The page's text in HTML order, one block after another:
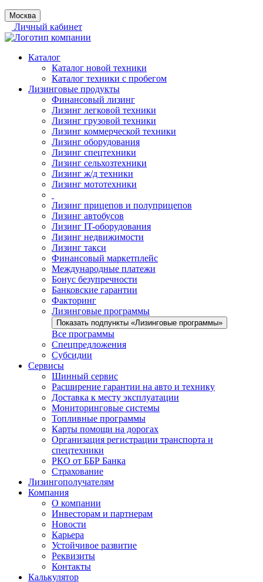
Москва
Личный кабинет
Каталог
Каталог новой техники
Каталог техники с пробегом
Лизинговые продукты
Финансовый лизинг
Лизинг легковой техники
Лизинг грузовой техники
Лизинг коммерческой техники
Лизинг оборудования
Лизинг спецтехники
Лизинг сельхозтехники
Лизинг ж/д техники
Лизинг мототехники
Лизинг прицепов и полуприцепов
Лизинг автобусов
Лизинг IT-оборудования
Лизинг недвижимости
Лизинг такси
Финансовый маркетплейс
Международные платежи
Бонус безупречности
Банковские гарантии
Факторинг
Лизинговые программы
Показать подпункты «Лизинговые программы»
Все программы
Спецпредложения
Субсидии
Сервисы
Шинный сервис
Расширение гарантии на авто и технику
Доставка к месту эксплуатации
Мониторинговые системы
Топливные программы
Карты помощи на дорогах
Организация регистрации транспорта и
спецтехники
РКО от ББР Банка
Страхование
Лизингополучателям
Компания
О компании
Инвесторам и партнерам
Новости
Карьера
Устойчивое развитие
Реквизиты
Контакты
Калькулятор